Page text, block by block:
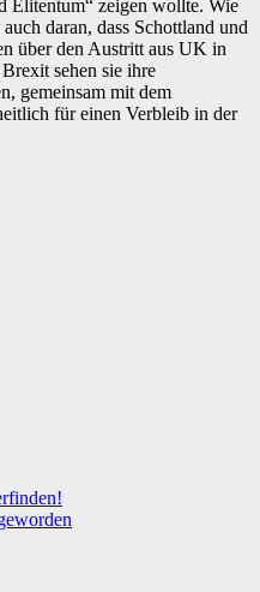
Elitentum“ zeigen wollte. Wie
daran, dass Schottland und
über den Austritt aus UK in
sehen sie ihre
gemeinsam mit dem
für einen Verbleib in der